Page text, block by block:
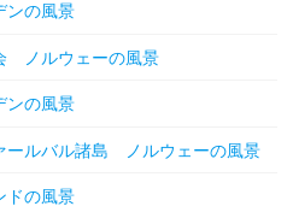
ンの風景
ノルウェーの風景
ンの風景
ルバル諸島 ノルウェーの風景
の風景